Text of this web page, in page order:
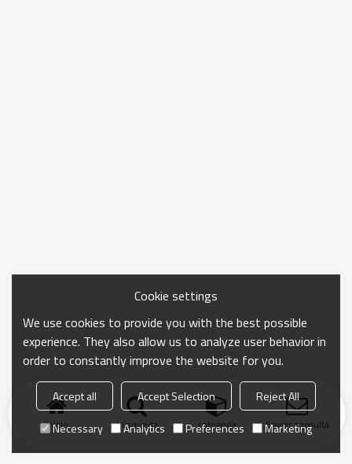
Inicio búsqueda categoría Enviar consulta
Cookie settings
We use cookies to provide you with the best possible
experience. They also allow us to analyze user behavior in
order to constantly improve the website for you.
Accept all Accept Selection
Reject All
Necessary
Analytics Preferences Marketing